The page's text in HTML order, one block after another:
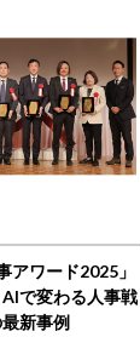
アワード2025」
で変わる人事戦
新事例